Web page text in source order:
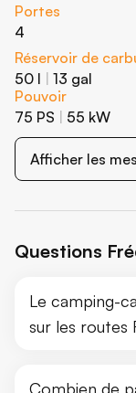
Portes
4
Réservoir de
50 l
13 gal
Pouvoir
75 PS
55 kW
Afficher les
Questions
Le camping-
sur les routes
Combien de